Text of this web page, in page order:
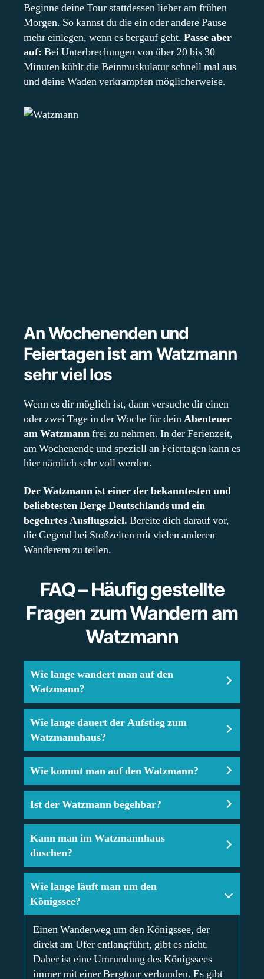
Beginne deine Tour stattdessen lieber am frühen
Morgen. So kannst du die ein oder andere Pause
mehr einlegen, wenn es bergauf geht. Passe aber
auf: Bei Unterbrechungen von über 20 bis 30
Minuten kühlt die Beinmuskulatur schnell mal aus
und deine Waden verkrampfen möglicherweise.
An Wochenenden und
Feiertagen ist am Watzmann
sehr viel los
Wenn es dir möglich ist, dann versuche dir einen
oder zwei Tage in der Woche für deinAbenteuer
am Watzmannfrei zu nehmen. In der Ferienzeit,
am Wochenende und speziell an Feiertagen kann es
hier nämlich sehr voll werden.
Der Watzmann ist einer der bekanntesten und
beliebtesten Berge Deutschlands und ein
begehrtes Ausflugsziel. Bereite dich darauf vor,
die Gegend bei Stoßzeiten mit vielen anderen
Wanderern zu teilen.
FAQ – Häufig gestellte
Fragen zum Wandern am
Watzmann
Wie lange wandert man auf den
Watzmann?
Wie lange dauert der Aufstieg zum
Watzmannhaus?
Wie kommt man auf den Watzmann?
Ist der Watzmann begehbar?
Kann man im Watzmannhaus
duschen?
Wie lange läuft man um den
Königssee?
Einen Wanderweg um den Königssee, der
direkt am Ufer entlangführt, gibt es nicht.
Daher ist eine Umrundung des Königssees
immer mit einer Bergtour verbunden. Es gibt